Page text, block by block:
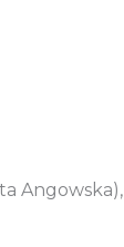
Angowska),